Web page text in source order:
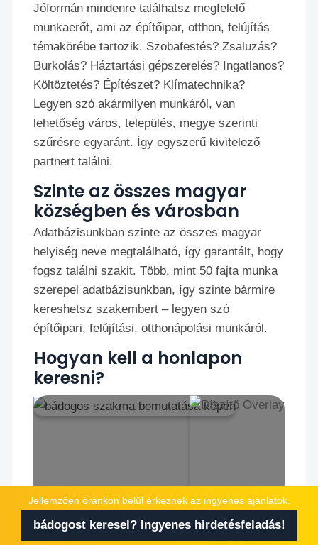
Jóformán mindenre találhatsz megfelelő
munkaerőt, ami az építőipar, otthon, felújítás
témakörébe tartozik. Szobafestés? Zsaluzás?
Burkolás? Háztartási gépszerelés? Ingatlanos?
Költöztetés? Építészet? Klímatechnika?
Legyen szó akármilyen munkáról, van
lehetőség város, település, megye szerinti
szűrésre egyaránt. Így egyszerű kivitelező
partnert találni.
Szinte az összes magyar
községben és városban
Adatbázisunkban szinte az összes magyar
helyiség neve megtalálható, így garantált, hogy
fogsz találni szakit. Több, mint 50 fajta munka
szerepel adatbázisunkban, így szinte bármire
kereshetsz szakembert – legyen szó
építőipari, felújítási, otthonápolási munkáról.
Hogyan kell a honlapon
keresni?
Jellemzően óránkon belül érkeznek az ingyenes ajánlatok.
bádogost keresel? Ingyenes hirdetésfeladás!